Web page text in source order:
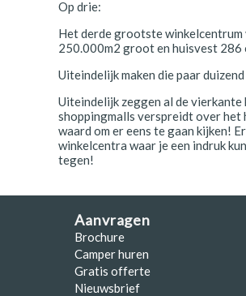
Op drie:
Het derde grootste winkelcentrum
250.000m2 groot en huisvest 286
Uiteindelijk maken die paar
Uiteindelijk zeggen al de vierkante
shoppingmalls verspreidt over het
waard om er eens te gaan kijken!
winkelcentra waar je een indruk
tegen!
Aanvragen
Brochure
Camper huren
Gratis offerte
Nieuwsbrief